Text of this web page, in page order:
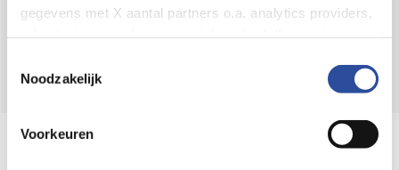
gegevens met X aantal partners o.a. analytics providers,
en de bewaartermijnen per categorie. Je kunt je keuze op
gegevensverwerking staat in de
Privacyverklaring
Noodzakelijk
Voorkeuren
VolgDAop:
Online aanbieder medicijnen